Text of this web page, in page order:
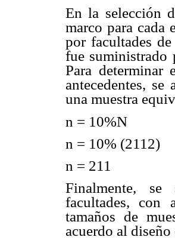
En la selección
marco para cada
por facultades
fue suministrado
Para
antecedentes,
una muestra
n = 10%N
n = 10% (2112)
n = 211
Finalmente, se
facultades, con
tamaños de
acuerdo al